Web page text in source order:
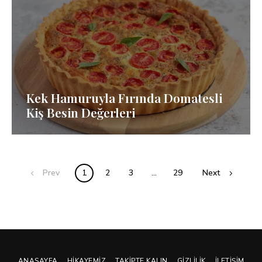
Kek Hamuruyla Fırında Domatesli
Kiş Besin Değerleri
PostsPrev 1 2 3 … 29 Next